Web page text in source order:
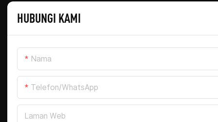
HUBUNGI KAMI
Nama
Telefon/WhatsApp
Laman Web